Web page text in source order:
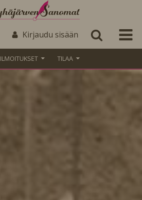
Kirjaudu sisään
ILMOITUKSET TILAA